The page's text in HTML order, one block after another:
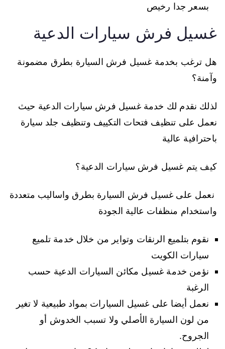
بسعر جدا رخيص
غسيل فرش سيارات الدعية
هل ترغب بخدمة غسيل فرش السيارة بطرق مضمونة
وآمنة؟
لذلك نقدم لك خدمة غسيل فرش سيارات الدعية حيث
نعمل على تنظيف فتحات التكييف وتنظيف جلد سيارة
باحترافية عالية
كيف يتم غسيل فرش سيارات الدعية؟
نعمل على غسيل فرش السيارة بطرق واساليب متعددة
واستخدام منظفات عالية الجودة
نقوم بتلميع الرنقات وتواير من خلال خدمة تلميع
سيارات الكويت
نؤمن خدمة غسيل مكائن السيارات الدعية حسب
الرغبة
نعمل أيضا على غسيل السيارات بمواد طبيعية لا تغير
من لون السيارة الأصلي ولا تسبب الخدوش أو
الجروح.